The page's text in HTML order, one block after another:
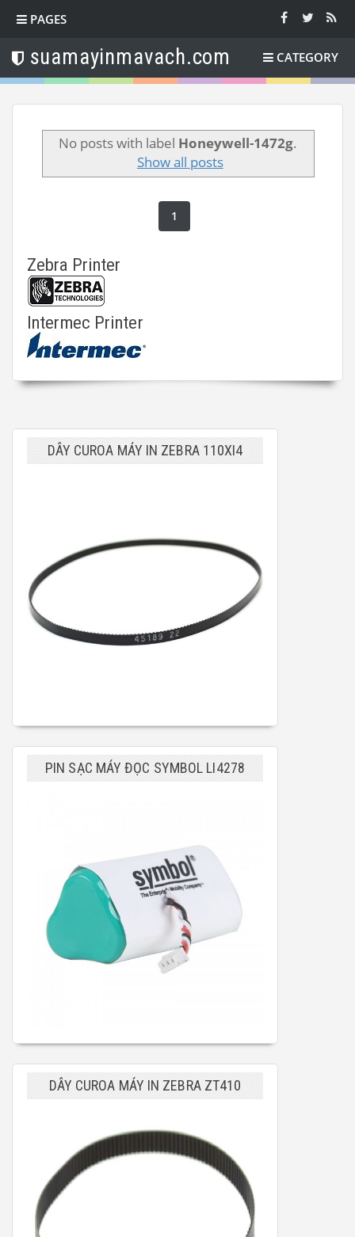
PAGES
suamayinmavach.com CATEGORY
No posts with label Honeywell-1472g.
Show all posts
1
Zebra Printer
Intermec Printer
DÂY CUROA MÁY IN ZEBRA 110XI4
PIN SẠC MÁY ĐỌC SYMBOL LI4278
DÂY CUROA MÁY IN ZEBRA ZT410